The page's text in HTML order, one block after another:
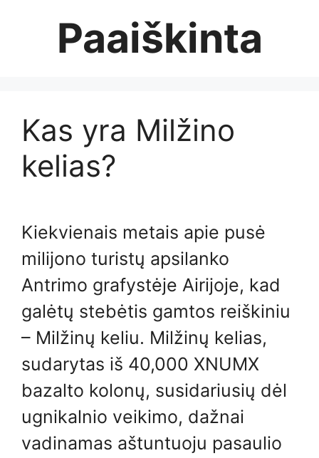
Paaiškinta
Kas yra Milžino
kelias?
Kiekvienais metais apie pusė
milijono turistų apsilanko
Antrimo grafystėje Airijoje, kad
galėtų stebėtis gamtos reiškiniu
– Milžinų keliu. Milžinų kelias,
sudarytas iš 40,000 XNUMX
bazalto kolonų, susidariusių dėl
ugnikalnio veikimo, dažnai
vadinamas aštuntuoju pasaulio